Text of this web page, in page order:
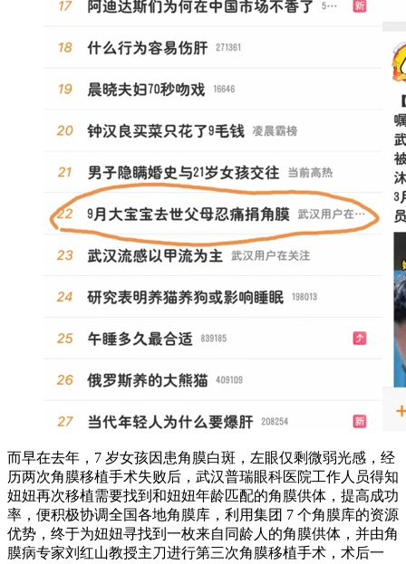
而早在去年，7 岁女孩因患角膜白斑，左眼仅剩微弱光感，经
历两次角膜移植手术失败后，武汉普瑞眼科医院工作人员得知
妞妞再次移植需要找到和妞妞年龄匹配的角膜供体，提高成功
率，便积极协调全国各地角膜库，利用集团 7 个角膜库的资源
优势，终于为妞妞寻找到一枚来自同龄人的角膜供体，并由角
膜病专家刘红山教授主刀进行第三次角膜移植手术，术后一